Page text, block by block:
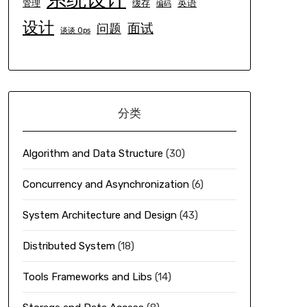
管理 缓存 编码 英语
设计 谈谈 Ops 问题 面试
分类
Algorithm and Data Structure (30)
Concurrency and Asynchronization(6)
System Architecture and Design(43)
Distributed System(18)
Tools Frameworks and Libs (14)